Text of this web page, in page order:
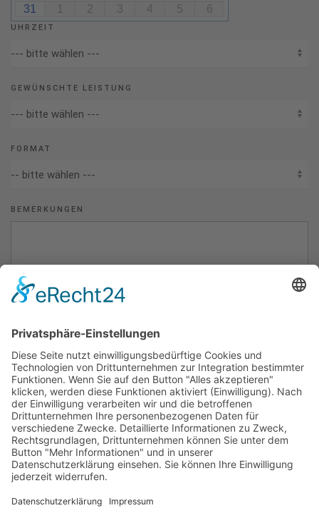
31
2 3 4 5 6
UHRZEIT
GEWÜNSCHTE LEISTUNG
FORMAT
BEMERKUNGEN
unsere Datenschutzerklärung gelesen hast und dich damit
einverstanden erklärst. Diese Einwilligung kann jederzeit
widerrufen werden.
ANFRAGE SENDEN
Impressum Datenschutz
Termin